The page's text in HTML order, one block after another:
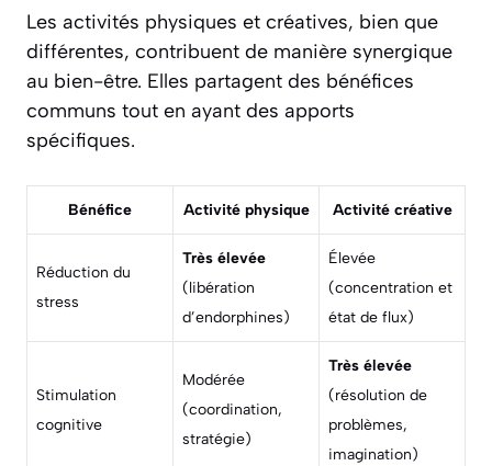
Les activités physiques et créatives, bien que
différentes, contribuent de manière synergique
au bien-être. Elles partagent des bénéfices
communs tout en ayant des apports
spécifiques.
Bénéfice Activité physique Activité créative
Réduction du
stress
Très élevée
(libération
d’endorphines)
Élevée
(concentration et
état de flux)
Stimulation
cognitive
Modérée
(coordination,
stratégie)
Très élevée
(résolution de
problèmes,
imagination)